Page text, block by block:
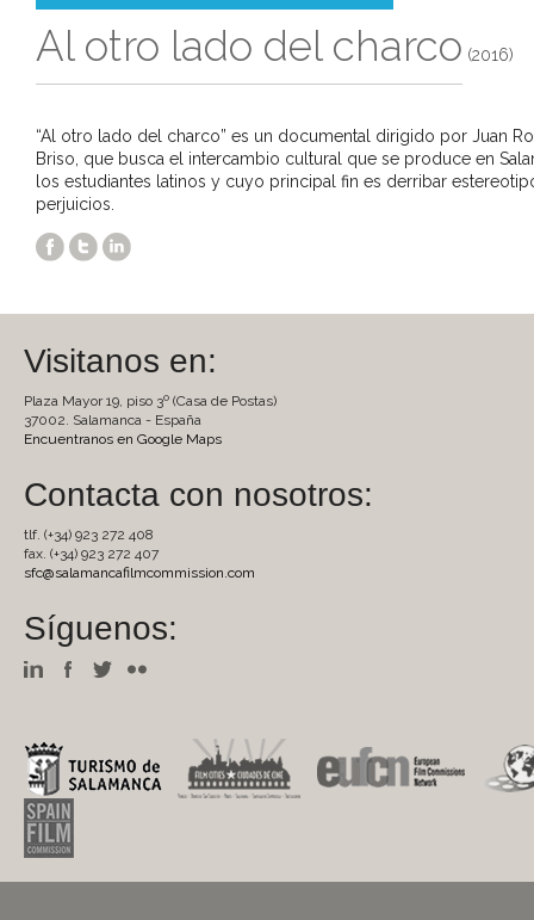
Al otro lado del charco (2016)
“Al otro lado del charco” es un documental dirigido por Juan
Briso, que busca el intercambio cultural que se produce en
los estudiantes latinos y cuyo principal fin es derribar
perjuicios.
Visitanos en:
Plaza Mayor 19, piso 3º (Casa de Postas)
37002. Salamanca - España
Encuentranos en Google Maps
Contacta con nosotros:
tlf. (+34) 923 272 408
fax. (+34) 923 272 407
sfc@salamancafilmcommission.com
Síguenos: